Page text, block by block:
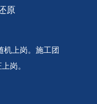
原
上岗。施工团
岗。